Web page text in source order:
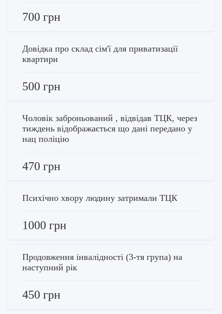
700 грн
Довідка про склад сім'ї для приватизації
квартири
500 грн
Чоловік заброньований , відвідав ТЦК, через
тиждень відображається що дані передано у
нац поліцію
470 грн
Психічно хвору людину затримали ТЦК
1000 грн
Продовження інвалідності (3-тя група) на
наступний рік
450 грн